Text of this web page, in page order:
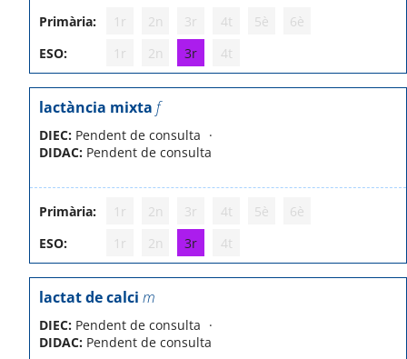
Primària: 1r 2n 3r 4t 5è
6è
ESO:
1r 2n 3r 4t
lactància mixta f
DIEC: Pendent de consulta
DIDAC: Pendent de consulta
Primària: 1r 2n 3r 4t 5è
6è
ESO:
1r 2n 3r 4t
lactat de calci m
DIEC: Pendent de consulta
DIDAC: Pendent de consulta